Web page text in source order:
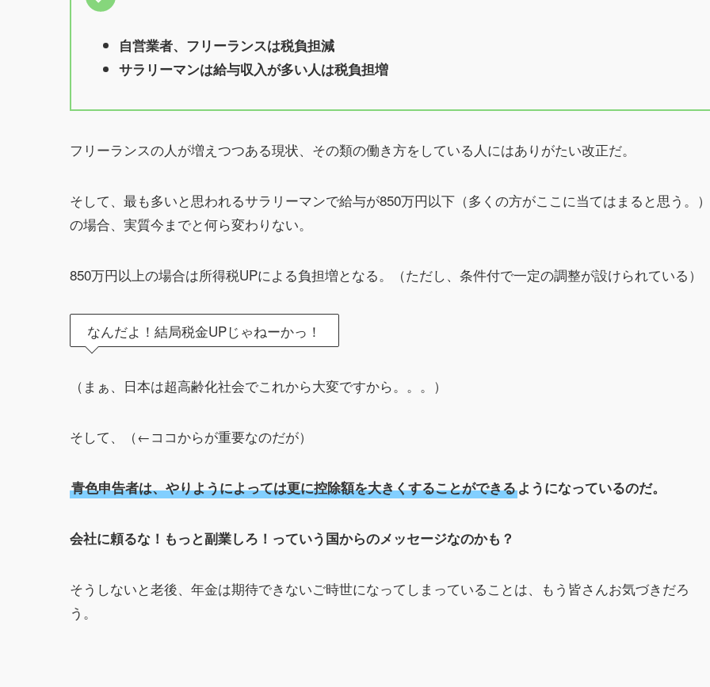
自営業者、フリーランスは税負担減
サラリーマンは給与収入が多い人は税負担増
フリーランスの人が増えつつある現状、その類の働き方をしている人にはありがたい改正だ。
そして、最も多いと思われるサラリーマンで給与が850万円以下（多くの方がここに当てはまると思う。）
の場合、実質今までと何ら変わりない。
850万円以上の場合は所得税UPによる負担増となる。（ただし、条件付で一定の調整が設けられている）
なんだよ！結局税金UPじゃねーかっ！
（まぁ、日本は超高齢化社会でこれから大変ですから。。。）
そして、（←ココからが重要なのだが）
青色申告者は、やりようによっては更に控除額を大きくすることができるようになっているのだ。
会社に頼るな！もっと副業しろ！っていう国からのメッセージなのかも？
そうしないと老後、年金は期待できないご時世になってしまっていることは、もう皆さんお気づきだろ
う。